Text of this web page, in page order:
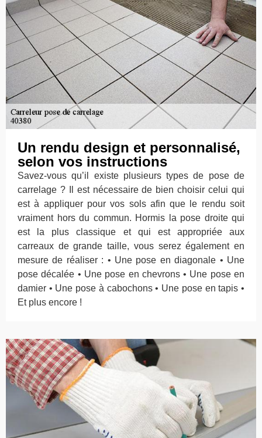
Un rendu design et personnalisé,
selon vos instructions
Savez-vous qu’il existe plusieurs types de pose de
carrelage ? Il est nécessaire de bien choisir celui qui
est à appliquer pour vos sols afin que le rendu soit
vraiment hors du commun. Hormis la pose droite qui
est la plus classique et qui est appropriée aux
carreaux de grande taille, vous serez également en
mesure de réaliser : • Une pose en diagonale • Une
pose décalée • Une pose en chevrons • Une pose en
damier • Une pose à cabochons • Une pose en tapis •
Et plus encore !